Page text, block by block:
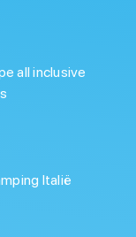
all inclusive
Italië